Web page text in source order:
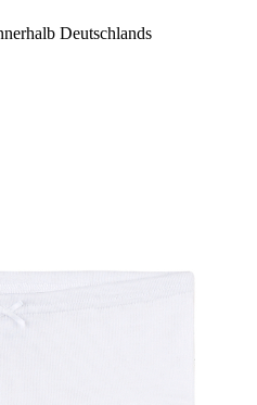
Deutschlands